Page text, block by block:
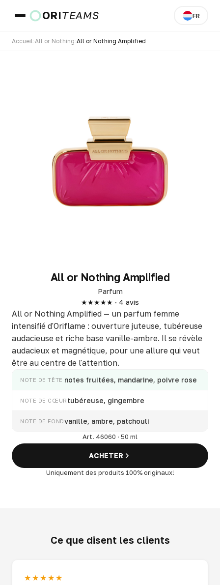
ORITEAMS FR
Accueil All or Nothing All or Nothing Amplified
All or Nothing Amplified
Parfum
★★★★★ · 4 avis
All or Nothing Amplified — un parfum femme
intensifié d'Oriflame : ouverture juteuse, tubéreuse
audacieuse et riche base vanille-ambre. Il se révèle
audacieux et magnétique, pour une allure qui veut
être au centre de l'attention.
NOTE DE TÊTE notes fruitées, mandarine, poivre rose
NOTE DE CŒUR tubéreuse, gingembre
NOTE DE FONDvanille, ambre, patchouli
Art. 46060 · 50 ml
ACHETER
Uniquement des produits 100% originaux!
Ce que disent les clients
★★★★★